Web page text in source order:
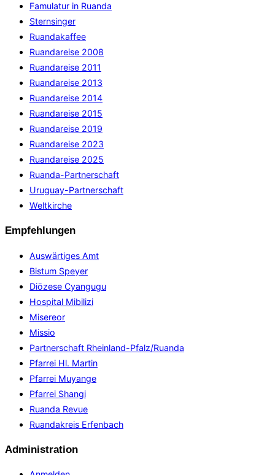
Famulatur in Ruanda
Sternsinger
Ruandakaffee
Ruandareise 2008
Ruandareise 2011
Ruandareise 2013
Ruandareise 2014
Ruandareise 2015
Ruandareise 2019
Ruandareise 2023
Ruandareise 2025
Ruanda-Partnerschaft
Uruguay-Partnerschaft
Weltkirche
Empfehlungen
Auswärtiges Amt
Bistum Speyer
Diözese Cyangugu
Hospital Mibilizi
Misereor
Missio
Partnerschaft Rheinland-Pfalz/Ruanda
Pfarrei Hl. Martin
Pfarrei Muyange
Pfarrei Shangi
Ruanda Revue
Ruandakreis Erfenbach
Administration